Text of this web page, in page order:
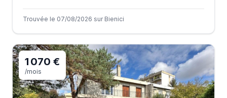
Trouvée le 07/08/2026 sur Bienici
1 070 €
/mois